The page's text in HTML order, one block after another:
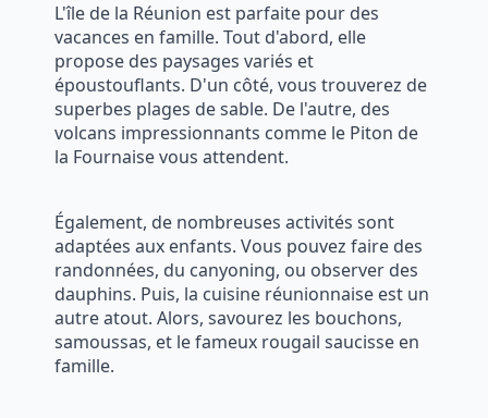
L'île de la Réunion est parfaite pour des
vacances en famille. Tout d'abord, elle
propose des paysages variés et
époustouflants. D'un côté, vous trouverez de
superbes plages de sable. De l'autre, des
volcans impressionnants comme le Piton de
la Fournaise vous attendent.
Également, de nombreuses activités sont
adaptées aux enfants. Vous pouvez faire des
randonnées, du canyoning, ou observer des
dauphins. Puis, la cuisine réunionnaise est un
autre atout. Alors, savourez les bouchons,
samoussas, et le fameux rougail saucisse en
famille.